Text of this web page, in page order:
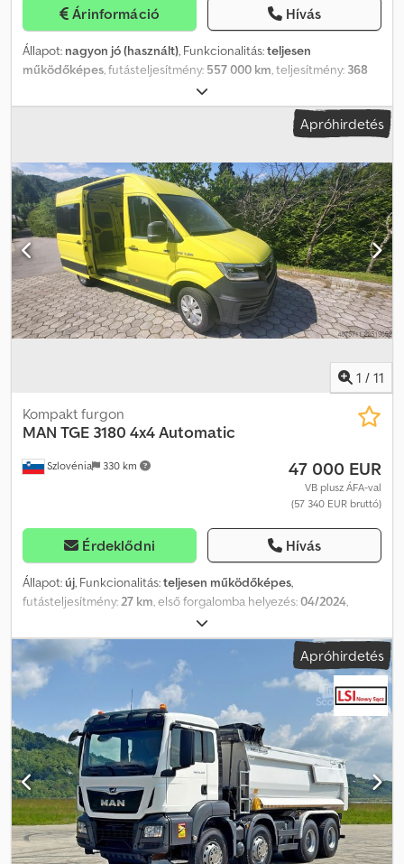
Árinformáció Hívás
Állapot: nagyon jó (használt), Funkcionalitás:teljesen
működőképes, futásteljesítmény: 557 000 km, teljesítmény: 368
, első forgalomba helyezés:
üzemanyagtípus:dízel, saját tömeg:15 920 kg, maximális
, tengelyelrendezés:
üzemanyag:dízel, szín:fehér, vezetőfülke:nappali fülke,
hajtástípus:automata, kibocsátási osztály:Euro 6, felfüggesztés:
acél-levegő, ülések száma:2, teljes hossz:9 800 mm, teljes
szélesség: 2 500 mm , teljes magasság:4 000 mm, raktér hossza:
6 400 mm, rakodótér szélesség:2 550 mm, Gyártási év:2018,
Felszereltség: ABS, EBS (Elektronikus fékrendszer), daru,
elektronikus stabilitásprogram (ESP), kipörgésgátló,
légkondicionálás, retarder, szervokormány, teherautó
regisztráció, tempomat, KIVÁLÓ ÁLLAPOTÚ!!! AZONNAL
ELÉRHETŐ!!! MAN TGS 33.500 6x6 E6 típusú teherautó, ÚJ motor,
Apróhirdetés
1 / 11
Szlovénia 330 km
Kompakt furgon
MAN TGE 3180 4x4 Automatic
47 000 EUR
VB plusz ÁFA-val
(57 340 EUR bruttó)
Érdeklődni Hívás
Állapot:új, Funkcionalitás:teljesen működőképes,
futásteljesítmény:27 km, első forgalomba helyezés:04/2024,
, üzemanyag:
automata, ülések száma:2, teljes hossz:5 986 mm, teljes
szélesség:2 040 mm , teljes magasság:
, Gyártási év:
2024
ABS, differenciálzár, elektromos
ablakemelő, elektronikus stabilitásprogram (ESP), központi zár,
légkondicionálás, tempomat, tolóajtó, A járműnek kétoldali,
dupla ajtói vannak. Dcsdpfx Aezti Nfsg Rsk A jármű folyamatosan a
garázsban van tárolva. Három ilyen jármű van raktáron.
Apróhirdetés